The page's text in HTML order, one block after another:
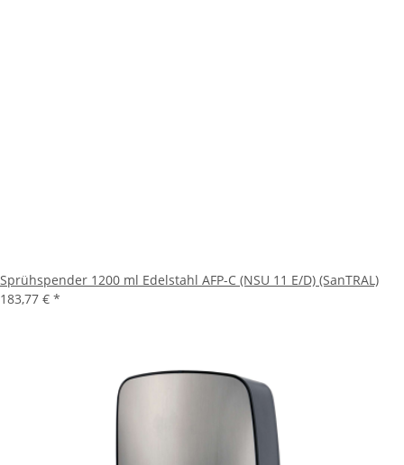
Sprühspender 1200 ml Edelstahl AFP-C (NSU 11 E/D) (SanTRAL)
183,77 € *